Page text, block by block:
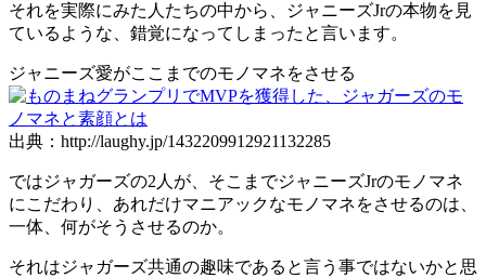
それを実際にみた人たちの中から、ジャニーズJrの本物を見
ているような、錯覚になってしまったと言います。
ジャニーズ愛がここまでのモノマネをさせる
出典：http://laughy.jp/1432209912921132285
ではジャガーズの2人が、そこまでジャニーズJrのモノマネ
にこだわり、あれだけマニアックなモノマネをさせるのは、
一体、何がそうさせるのか。
それはジャガーズ共通の趣味であると言う事ではないかと思